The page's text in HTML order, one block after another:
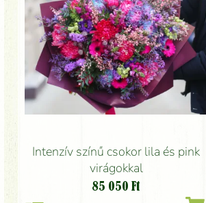
Intenzív színű csokor lila és pink
virágokkal
85 050 Ft